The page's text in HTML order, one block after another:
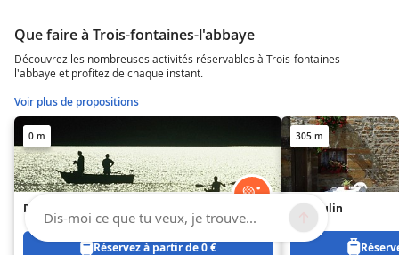
Que faire à Trois-fontaines-l'abbaye
Découvrez les nombreuses activités réservables à Trois-fontaines-
l'abbaye et profitez de chaque instant.
Voir plus de propositions
0 m
Domaine de Tournizet
Réservez à partir de 0 €
305 m
Le Moulin
Dis-moi ce que tu veux, je trouve...